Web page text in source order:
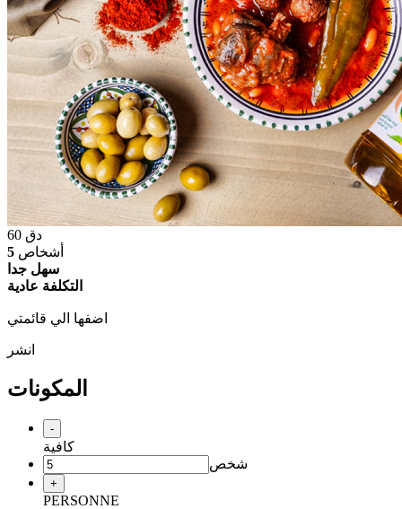
60 دق
5 أشخاص
سهل جدا
التكلفة عادية
اضفها الي قائمتي
انشر
المكونات
-
كافية
شخص
+
PERSONNE